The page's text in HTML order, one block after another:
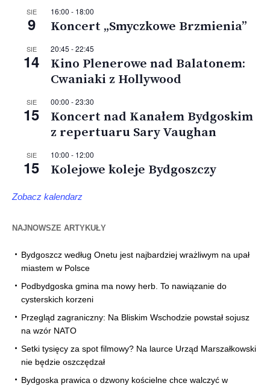
SIE
9
16:00 - 18:00
Koncert „Smyczkowe Brzmienia”
SIE
14
20:45 -22:45
Kino Plenerowe nad Balatonem:
Cwaniaki z Hollywood
SIE
15
00:00 -23:30
Koncert nad Kanałem Bydgoskim
z repertuaru Sary Vaughan
SIE
15
10:00 - 12:00
Kolejowe koleje Bydgoszczy
Zobacz kalendarz
NAJNOWSZE ARTYKUŁY
Bydgoszcz według Onetu jest najbardziej wrażliwym na upał
miastem w Polsce
Podbydgoska gmina ma nowy herb. To nawiązanie do
cysterskich korzeni
Przegląd zagraniczny: Na Bliskim Wschodzie powstał sojusz
na wzór NATO
Setki tysięcy za spot filmowy? Na laurce Urząd Marszałkowski
nie będzie oszczędzał
Bydgoska prawica o dzwony kościelne chce walczyć w